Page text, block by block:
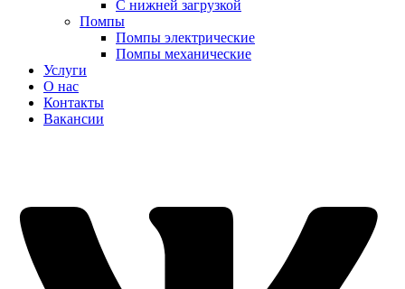
С нижней загрузкой
Помпы
Помпы электрические
Помпы механические
Услуги
О нас
Контакты
Вакансии